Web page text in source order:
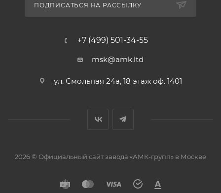
ПОДПИСАТЬСЯ НА РАССЫЛКУ
+7 (499) 501-34-55
msk@amk.ltd
ул. Смольная 24а, 18 этаж оф. 1401
2026 © Официальный сайт завода «АМК-групп» в Москве